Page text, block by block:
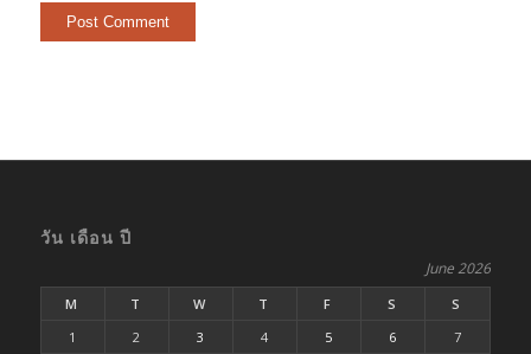
วัน เดือน ปี
June 2026
M T W T F S
S
1
2 3 4 5 6
7